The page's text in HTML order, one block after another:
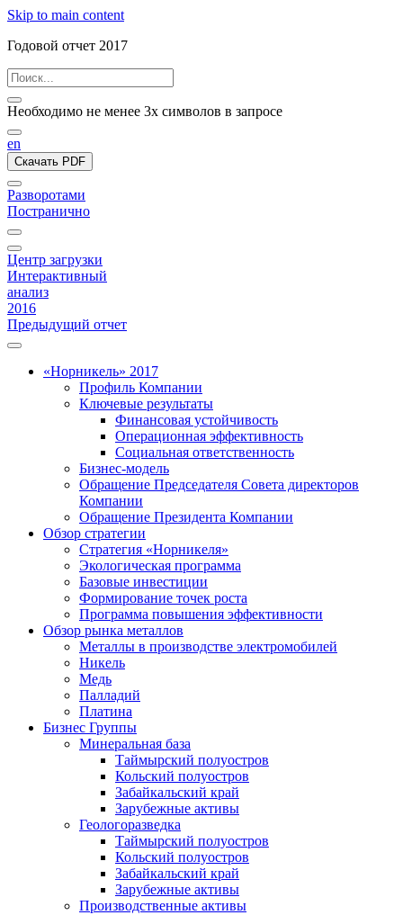
Skip to main content
Годовой отчет 2017
Необходимо не менее 3х символов в запросе
en
Скачать PDF
Разворотами
Постранично
Центр загрузки
Интерактивный
анализ
2016
Предыдущий отчет
«Норникель» 2017
Профиль Компании
Ключевые результаты
Финансовая устойчивость
Операционная эффективность
Социальная ответственность
Бизнес-модель
Обращение Председателя Совета директоров
Компании
Обращение Президента Компании
Обзор стратегии
Стратегия «Норникеля»
Экологическая программа
Базовые инвестиции
Формирование точек роста
Программа повышения эффективности
Обзор рынка металлов
Металлы в производстве электромобилей
Никель
Медь
Палладий
Платина
Бизнес Группы
Минеральная база
Таймырский полуостров
Кольский полуостров
Забайкальский край
Зарубежные активы
Геологоразведка
Таймырский полуостров
Кольский полуостров
Забайкальский край
Зарубежные активы
Производственные активы